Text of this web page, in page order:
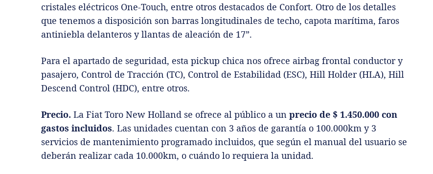
cristales eléctricos One-Touch, entre otros destacados de Confort. Otro de los detalles
que tenemos a disposición son barras longitudinales de techo, capota marítima, faros
antiniebla delanteros y llantas de aleación de 17”.
Para el apartado de seguridad, esta pickup chica nos ofrece airbag frontal conductor y
pasajero, Control de Tracción (TC), Control de Estabilidad (ESC), Hill Holder (HLA), Hill
Descend Control (HDC), entre otros.
Precio. La Fiat Toro New Holland se ofrece al público a un precio de $ 1.450.000 con
gastos incluidos. Las unidades cuentan con 3 años de garantía o 100.000km y 3
servicios de mantenimiento programado incluidos, que según el manual del usuario se
deberán realizar cada 10.000km, o cuándo lo requiera la unidad.